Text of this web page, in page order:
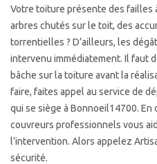
Votre toiture présente des failles
arbres chutés sur le toit, des
torrentielles ? D’ailleurs, les
intervenu immédiatement. Il faut
bâche sur la toiture avant la
faire, faites appel au service de
qui se siège à Bonnoeil14700.
couvreurs professionnels vous
l’intervention. Alors appelez
sécurité.